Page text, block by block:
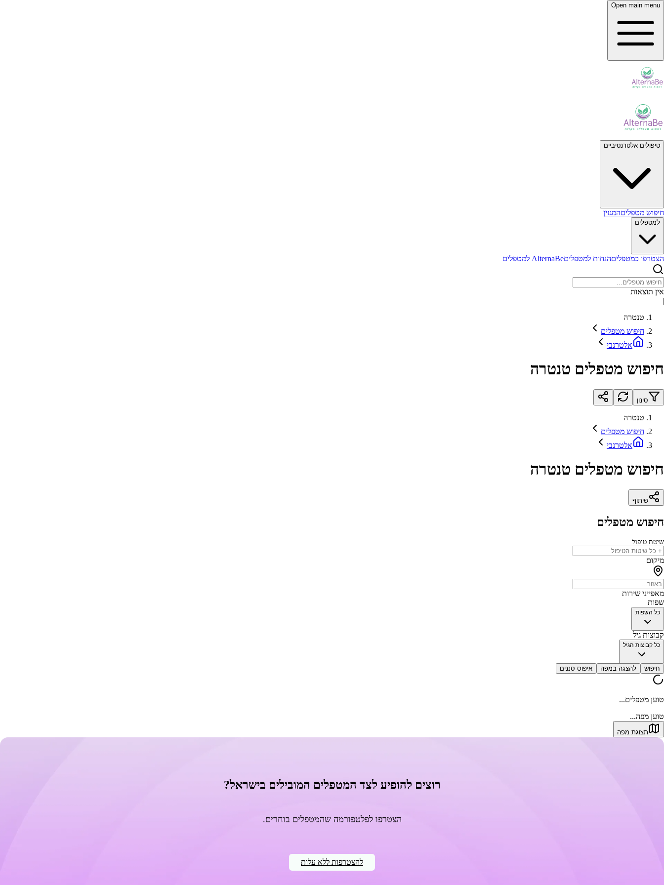
Open main menu
טיפולים אלטרנטיביים
חיפוש מטפליםהמגזין
למטפלים
הצטרפו כמטפליםהנחות למטפליםAlternaBe למטפלים
אין תוצאות
|
טנטרה
חיפוש מטפלים
אלטרנבי
חיפוש מטפלים טנטרה
סינון
טנטרה
חיפוש מטפלים
אלטרנבי
חיפוש מטפלים טנטרה
שיתוף
חיפוש מטפלים
שיטת טיפול
מיקום
מאפייני שירות
שפות
כל השפות
קבוצות גיל
כל קבוצות הגיל
חיפוש להצגה במפה איפוס סננים
טוען מטפלים...
טוען מפה...
תצוגת מפה
רוצים להופיע לצד המטפלים המובילים בישראל?
הצטרפו לפלטפורמה שהמטפלים בוחרים.
להצטרפות ללא עלות